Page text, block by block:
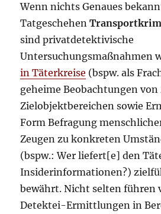
Wenn nichts Genaues
Tatgeschehen
sind privatdetektivische
Untersuchungsmaßnahmen
in Täterkreise (bspw. als
geheime Beobachtungen
Zielobjektbereichen sowie
Form Befragung
Zeugen zu konkreten
(bspw.: Wer liefert[e] den
Insiderinformationen?)
bewährt. Nicht selten führen
Detektei-Ermittlungen in